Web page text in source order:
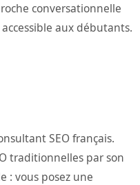
conversationnelle
aux débutants.
SEO français.
traditionnelles par son
: vous posez une